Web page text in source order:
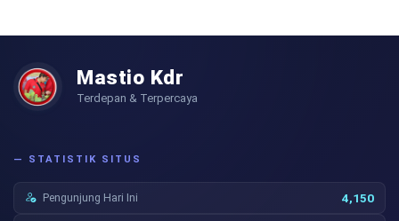
Mastio Kdr
Terdepan & Terpercaya
— STATISTIK SITUS
Pengunjung Hari Ini 4,150